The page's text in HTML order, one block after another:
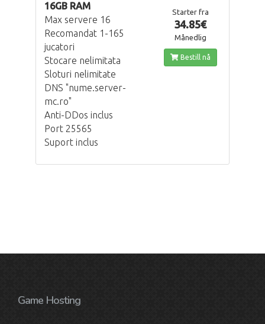
16GB RAM
Max servere 16
Recomandat 1-165
jucatori
Stocare nelimitata
Sloturi nelimitate
DNS "nume.server-
mc.ro"
Anti-DDos inclus
Port 25565
Suport inclus
Starter fra
34.85€
Månedlig
Bestill nå
Game Hosting